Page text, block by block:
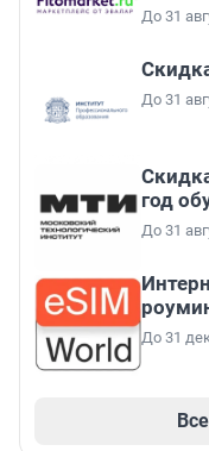
До 31
До 31
год
До 31
До 31